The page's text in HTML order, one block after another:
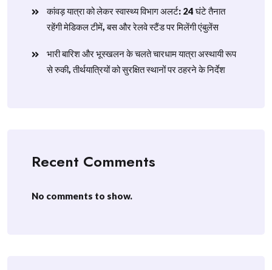
​कांवड़ यात्रा को लेकर स्वास्थ्य विभाग अलर्ट: 24 घंटे तैनात
रहेंगी मेडिकल टीमें, बस और रेलवे स्टैंड पर मिलेंगी एंबुलेंस
​भारी बारिश और भूस्खलन के चलते चारधाम यात्रा अस्थायी रूप
से रुकी, तीर्थयात्रियों को सुरक्षित स्थानों पर ठहरने के निर्देश
Recent Comments
No comments to show.